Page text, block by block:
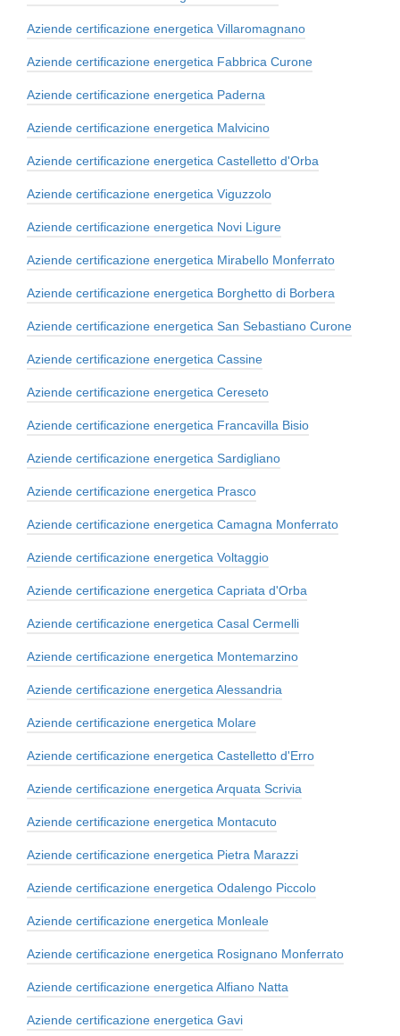
Aziende certificazione energetica Villaromagnano
Aziende certificazione energetica Fabbrica Curone
Aziende certificazione energetica Paderna
Aziende certificazione energetica Malvicino
Aziende certificazione energetica Castelletto d'Orba
Aziende certificazione energetica Viguzzolo
Aziende certificazione energetica Novi Ligure
Aziende certificazione energetica Mirabello Monferrato
Aziende certificazione energetica Borghetto di Borbera
Aziende certificazione energetica San Sebastiano Curone
Aziende certificazione energetica Cassine
Aziende certificazione energetica Cereseto
Aziende certificazione energetica Francavilla Bisio
Aziende certificazione energetica Sardigliano
Aziende certificazione energetica Prasco
Aziende certificazione energetica Camagna Monferrato
Aziende certificazione energetica Voltaggio
Aziende certificazione energetica Capriata d'Orba
Aziende certificazione energetica Casal Cermelli
Aziende certificazione energetica Montemarzino
Aziende certificazione energetica Alessandria
Aziende certificazione energetica Molare
Aziende certificazione energetica Castelletto d'Erro
Aziende certificazione energetica Arquata Scrivia
Aziende certificazione energetica Montacuto
Aziende certificazione energetica Pietra Marazzi
Aziende certificazione energetica Odalengo Piccolo
Aziende certificazione energetica Monleale
Aziende certificazione energetica Rosignano Monferrato
Aziende certificazione energetica Alfiano Natta
Aziende certificazione energetica Gavi